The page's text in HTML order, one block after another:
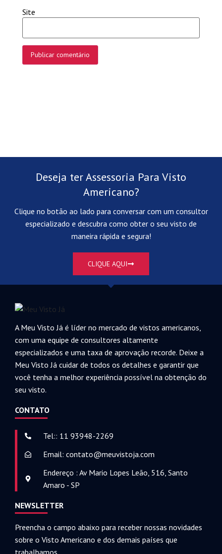
Site
Deseja ter Assessoria Para Visto
Americano?
Clique no botão ao lado para conversar com um consultor
especializado e descubra como obter o seu visto de
maneira rápida e segura!
CLIQUE AQUI
A Meu Visto Já é líder no mercado de vistos americanos,
com uma equipe de consultores altamente
especializados e uma taxa de aprovação recorde. Deixe a
Meu Visto Já cuidar de todos os detalhes e garantir que
você tenha a melhor experiência possível na obtenção do
seu visto.
CONTATO
Tel:: 11 93948-2269
Email: contato@meuvistoja.com
Endereço : Av Mario Lopes Leão, 516, Santo
Amaro - SP
NEWSLETTER
Preencha o campo abaixo para receber nossas novidades
sobre o Visto Americano e dos demais países que
trabalhamos,